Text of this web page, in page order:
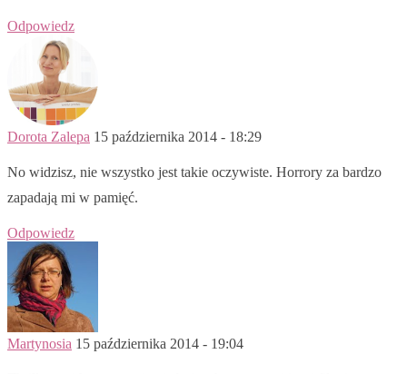
Odpowiedz
Dorota Zalepa 15 października 2014 - 18:29
No widzisz, nie wszystko jest takie oczywiste. Horrory za bardzo
zapadają mi w pamięć.
Odpowiedz
Martynosia 15 października 2014 - 19:04